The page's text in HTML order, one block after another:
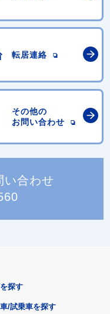
転居連絡
その他の
お問い合わせ
い合わせ
探す
/試乗車を探す